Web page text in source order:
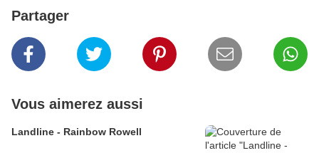
Partager
Vous aimerez aussi
Landline - Rainbow Rowell